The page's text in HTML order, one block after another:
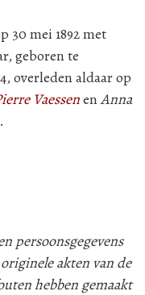
30 mei 1892 met
geboren te
overleden aldaar op
VaessenenAnna
.
persoonsgegevens
akten van de
hebben gemaakt